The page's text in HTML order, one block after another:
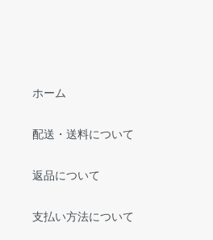
ホーム
配送・送料について
返品について
支払い方法について